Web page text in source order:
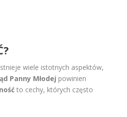
wiele istotnych aspektów,
Panny Młodej powinien
to cechy, których często